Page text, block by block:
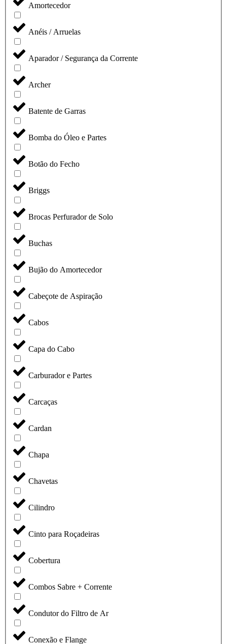
Amortecedor
Anéis / Arruelas
Aparador / Segurança da Corrente
Archer
Batente de Garras
Bomba do Óleo e Partes
Botão do Fecho
Briggs
Brocas Perfurador de Solo
Buchas
Bujão do Amortecedor
Cabeçote de Aspiração
Cabos
Capa do Cabo
Carburador e Partes
Carcaças
Cardan
Chapa
Chavetas
Cilindro
Cinto para Roçadeiras
Cobertura
Combos Sabre + Corrente
Condutor do Filtro de Ar
Conexão e Flange